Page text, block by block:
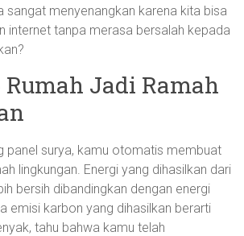
sangat menyenangkan karena kita bisa
internet tanpa merasa bersalah kepada
Jadi Ramah
panel surya, kamu otomatis membuat
lingkungan. Energi yang dihasilkan dari
bersih dibandingkan dengan energi
emisi karbon yang dihasilkan berarti
tahu bahwa kamu telah